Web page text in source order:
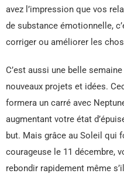
avez l’impression que vos
de substance émotionnelle,
corriger ou améliorer les
C’est aussi une belle
nouveaux projets et idées.
formera un carré avec
augmentant votre état
but. Mais grâce au Soleil qui
courageuse le 11 décembre,
rebondir rapidement même